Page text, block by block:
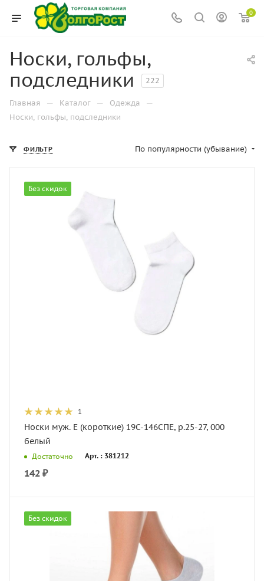
0
Носки, гольфы,
подследники
222
Главная — Каталог — Одежда —
Носки, гольфы, подследники
ФИЛЬТР По популярности (убывание)
Без скидок
1
Носки муж. E (короткие) 19С-146СПЕ, р.25-27, 000
белый
Достаточно Арт. : 381212
142 ₽
Без скидок